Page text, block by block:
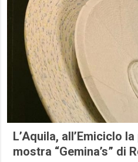
L’Aquila, all’Emiciclo
mostra “Gemina’s” di